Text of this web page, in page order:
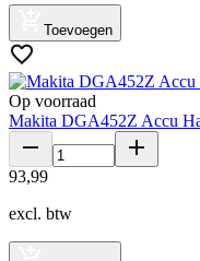
Toevoegen
Op voorraad
Makita DGA452Z Accu
93,99
excl. btw